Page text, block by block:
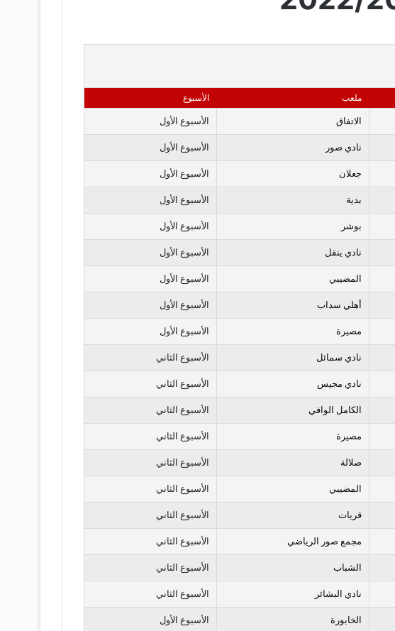
ملعب الأسبوع
الاتفاق الأسبوع الأول
نادي صور الأسبوع الأول
جعلان الأسبوع الأول
بدية الأسبوع الأول
بوشر الأسبوع الأول
نادي ينقل الأسبوع الأول
المضيبي الأسبوع الأول
أهلي سداب الأسبوع الأول
مصيرة الأسبوع الأول
نادي سمائل الأسبوع الثاني
نادي مجيس الأسبوع الثاني
الكامل الوافي الأسبوع الثاني
مصيرة الأسبوع الثاني
صلالة الأسبوع الثاني
المضيبي الأسبوع الثاني
قريات الأسبوع الثاني
مجمع صور الرياضي الأسبوع الثاني
الشباب الأسبوع الثاني
نادي البشائر الأسبوع الثاني
الخابورة الأسبوع الأول